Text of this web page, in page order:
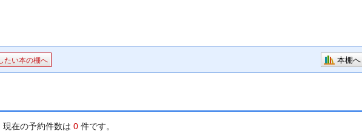
たい本の棚へ 本棚へ
現在の予約件数は 0 件です。